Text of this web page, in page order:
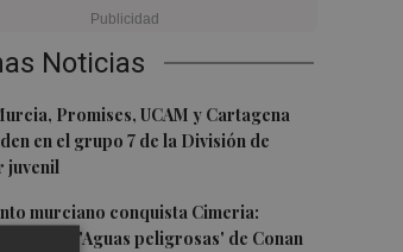
Noticias
Promises, UCAM y Cartagena
en el grupo 7 de la División de
juvenil
murciano conquista Cimeria:
ilustra 'Aguas peligrosas' de Conan